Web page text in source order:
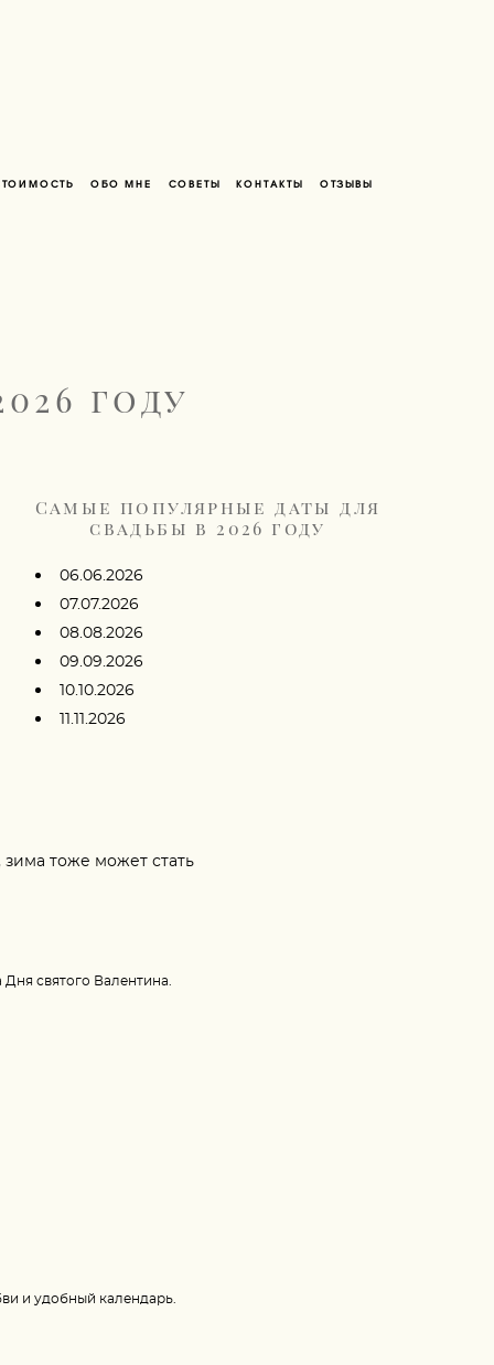
ОБО МНЕ СОВЕТЫ КОНТАКТЫ ОТЗЫВЫ
году
Самые популярные даты для
свадьбы в 2026 году
06.06.2026
07.07.2026
08.08.2026
09.09.2026
10.10.2026
11.11.2026
тоже может стать
святого Валентина.
и удобный календарь.